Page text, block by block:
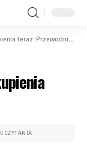
Przewodnik eksperta
CZYTANIA